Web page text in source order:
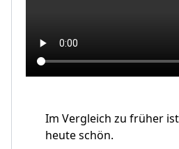
Im Vergleich zu früher
heute schön.